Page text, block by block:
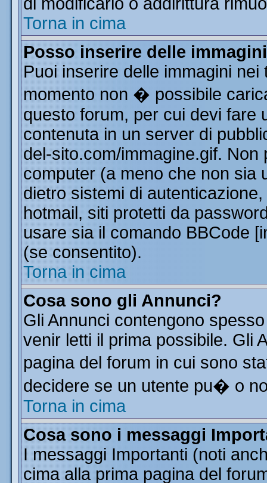
Torna in cima
Posso inserire delle
Puoi inserire delle immagini
momento non � possibile
questo forum, per cui devi fare
contenuta in un server di
del-sito.com/immagine.gif.
computer (a meno che non sia
dietro sistemi di
hotmail, siti protetti da
usare sia il comando BBCode
(se consentito).
Torna in cima
Cosa sono gli Annunci?
Gli Annunci contengono
venir letti il prima possibile. Gli
pagina del forum in cui sono
decidere se un utente pu� o
Torna in cima
Cosa sono i messaggi
I messaggi Importanti (noti
cima alla prima pagina del